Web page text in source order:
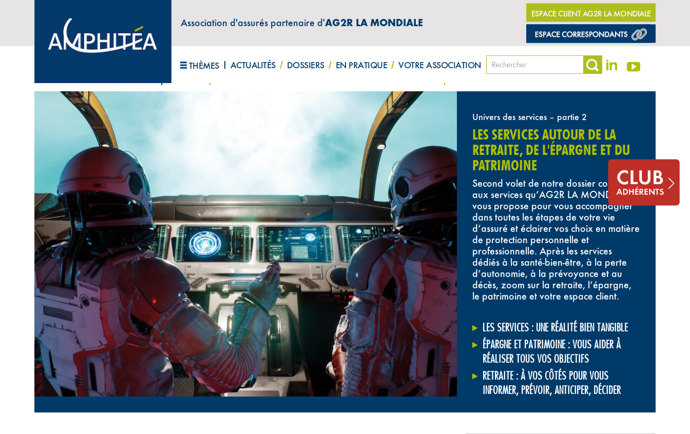
Association d'assurés partenaire d'AG2R LA MONDIALE
ESPACE CLIENT AG2R LA MONDIALE
THÈMES ACTUALITÉS DOSSIERS EN PRATIQUE VOTRE ASSOCIATION
ABONNEZ-VOUS À LA LETTRE D'INFORMATIONS "AMPHITÉA INFOS"
Univers des services – partie 2
LES SERVICES AUTOUR DE LA
RETRAITE, DE L'ÉPARGNE ET DU
PATRIMOINE
Second volet de notre dossier consacré
aux services qu’AG2R LA MONDIALE
vous propose pour vous accompagner
dans toutes les étapes de votre vie
d’assuré et éclairer vos choix en matière
de protection personnelle et
professionnelle. Après les services
dédiés à la santé-bien-être, à la perte
d’autonomie, à la prévoyance et au
décès, zoom sur la retraite, l’épargne,
le patrimoine et votre espace client.
LES SERVICES : UNE RÉALITÉ BIEN TANGIBLE
ÉPARGNE ET PATRIMOINE : VOUS AIDER À
RÉALISER TOUS VOS OBJECTIFS
RETRAITE : À VOS CÔTÉS POUR VOUS
INFORMER, PRÉVOIR, ANTICIPER, DÉCIDER